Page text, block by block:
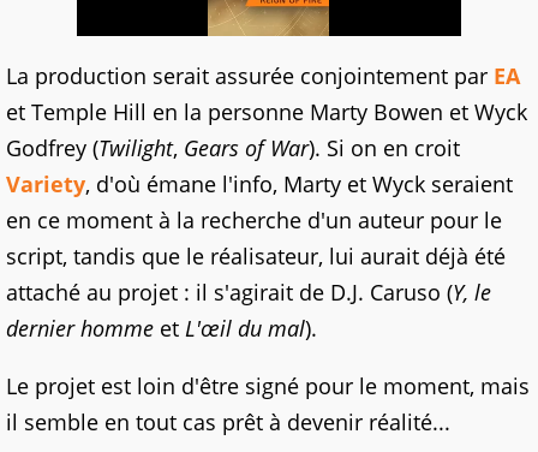
La production serait assurée conjointement par EA
et Temple Hill en la personne Marty Bowen et Wyck
Godfrey (Twilight, Gears of War). Si on en croit
Variety, d'où émane l'info, Marty et Wyck seraient
en ce moment à la recherche d'un auteur pour le
script, tandis que le réalisateur, lui aurait déjà été
attaché au projet : il s'agirait de D.J. Caruso (Y, le
dernier homme et L'œil du mal).
Le projet est loin d'être signé pour le moment, mais
il semble en tout cas prêt à devenir réalité...